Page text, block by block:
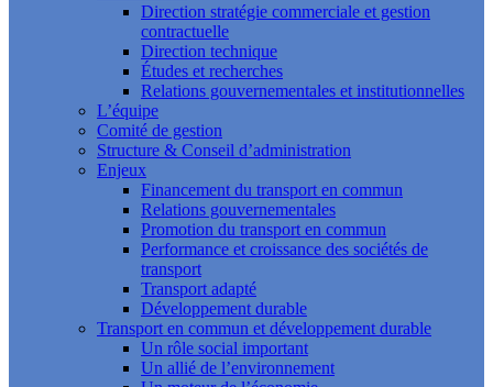
Direction stratégie commerciale et gestion
contractuelle
Direction technique
Études et recherches
Relations gouvernementales et institutionnelles
L’équipe
Comité de gestion
Structure & Conseil d’administration
Enjeux
Financement du transport en commun
Relations gouvernementales
Promotion du transport en commun
Performance et croissance des sociétés de
transport
Transport adapté
Développement durable
Transport en commun et développement durable
Un rôle social important
Un allié de l’environnement